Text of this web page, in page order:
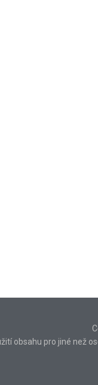
obsahu pro jiné než